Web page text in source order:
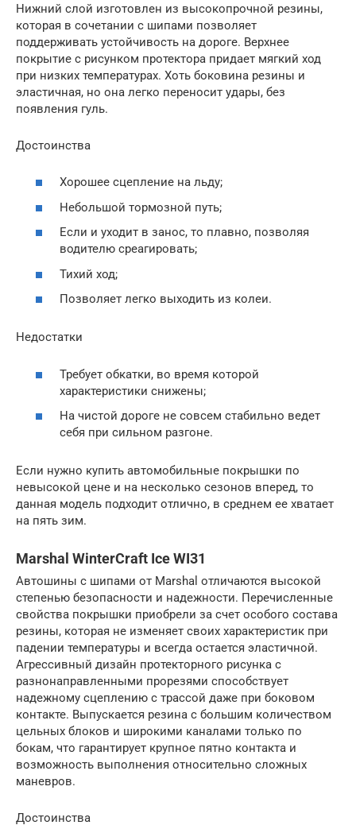
Нижний слой изготовлен из высокопрочной резины,
которая в сочетании с шипами позволяет
поддерживать устойчивость на дороге. Верхнее
покрытие с рисунком протектора придает мягкий ход
при низких температурах. Хоть боковина резины и
эластичная, но она легко переносит удары, без
появления гуль.
Достоинства
Хорошее сцепление на льду;
Небольшой тормозной путь;
Если и уходит в занос, то плавно, позволяя
водителю среагировать;
Тихий ход;
Позволяет легко выходить из колеи.
Недостатки
Требует обкатки, во время которой
характеристики снижены;
На чистой дороге не совсем стабильно ведет
себя при сильном разгоне.
Если нужно купить автомобильные покрышки по
невысокой цене и на несколько сезонов вперед, то
данная модель подходит отлично, в среднем ее хватает
на пять зим.
Marshal WinterCraft Ice WI31
Автошины с шипами от Marshal отличаются высокой
степенью безопасности и надежности. Перечисленные
свойства покрышки приобрели за счет особого состава
резины, которая не изменяет своих характеристик при
падении температуры и всегда остается эластичной.
Агрессивный дизайн протекторного рисунка с
разнонаправленными прорезями способствует
надежному сцеплению с трассой даже при боковом
контакте. Выпускается резина с большим количеством
цельных блоков и широкими каналами только по
бокам, что гарантирует крупное пятно контакта и
возможность выполнения относительно сложных
маневров.
Достоинства